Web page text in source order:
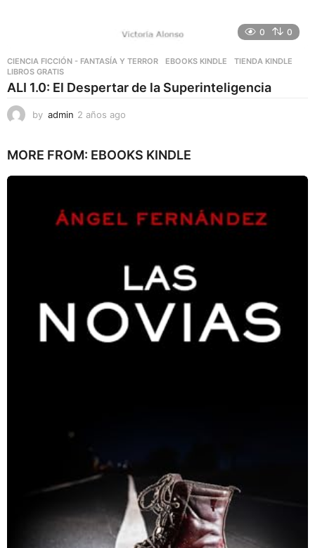
0 0
CIENCIA FICCIÓN - FANTASÍA Y TERROR ,EBOOKS KINDLE ,TIENDA KINDLE
LIBROS GRATIS
ALI 1.0: El Despertar de la Superinteligencia
by admin 2 años ago
o
MORE FROM: EBOOKS KINDLE